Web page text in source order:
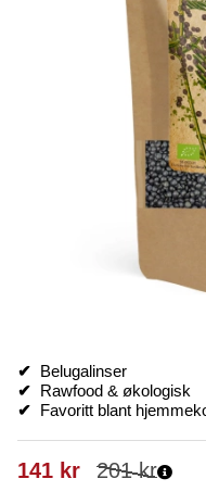
✔ Belugalinser
✔ Rawfood & økologisk
✔ Favoritt blant
201kr
141 kr